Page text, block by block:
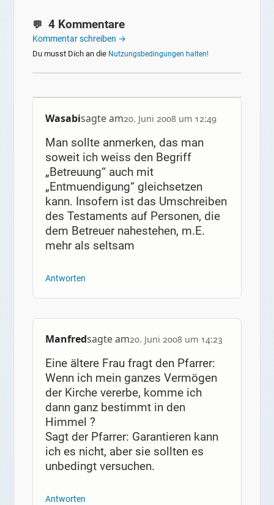
4 Kommentare
Kommentar schreiben →
Du musst Dich an die Nutzungsbedingungen halten!
Wasabisagte am20. Juni 2008 um 12:49
Man sollte anmerken, das man
soweit ich weiss den Begriff
„Betreuung“ auch mit
„Entmuendigung“ gleichsetzen
kann. Insofern ist das Umschreiben
des Testaments auf Personen, die
dem Betreuer nahestehen, m.E.
mehr als seltsam
Antworten
Manfredsagte am20. Juni 2008 um 14:23
Eine ältere Frau fragt den Pfarrer:
Wenn ich mein ganzes Vermögen
der Kirche vererbe, komme ich
dann ganz bestimmt in den
Himmel ?
Sagt der Pfarrer: Garantieren kann
ich es nicht, aber sie sollten es
unbedingt versuchen.
Antworten